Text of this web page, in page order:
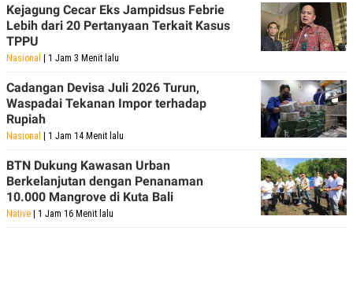
Kejagung Cecar Eks Jampidsus Febrie
Lebih dari 20 Pertanyaan Terkait Kasus
TPPU
Nasional | 1 Jam 3 Menit lalu
Cadangan Devisa Juli 2026 Turun,
Waspadai Tekanan Impor terhadap
Rupiah
Nasional | 1 Jam 14 Menit lalu
BTN Dukung Kawasan Urban
Berkelanjutan dengan Penanaman
10.000 Mangrove di Kuta Bali
Native | 1 Jam 16 Menit lalu